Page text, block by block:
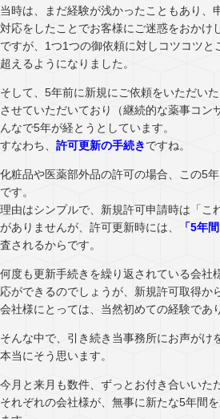
当時は、まだ経験が浅かったこともあり、
対応をしたことでお客様にご迷惑をおかけ
ですが、1つ1つの御依頼に対しコツコツ
超えるようになりました。
そして、5年前に新規にご依頼をいただい
させていただいており（継続的な薬事コン
んなで5年が経とうとしています。
すなわち、 許可更新の手続きですね。
化粧品や医薬部外品の許可の場合、この5
です。
理由はシンプルで、新規許可申請時は「こ
がありませんが、許可更新時には、
「5年
査されるからです。
何度も更新手続きを繰り返されている会社
応ができるのでしょうが、新規許可取得か
会社様にとっては、当然初めての経験であ
そんな中で、引き続き当事務所にお声がけ
本当にそう思います。
今月と来月も数件、ずっとお付き合いいた
それぞれの会社様が、無事に新たな5年間